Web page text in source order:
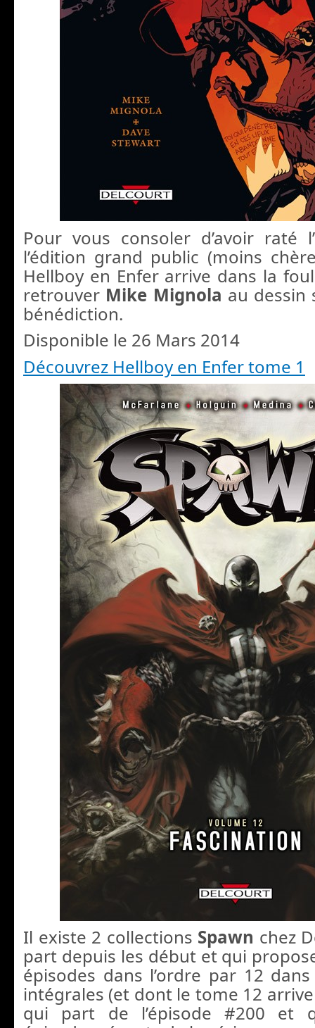
Pour vous consoler d’avoir raté
l’édition grand public (moins
Hellboy en Enfer arrive dans la
retrouver Mike Mignola au
bénédiction.
Disponible le 26 Mars 2014
Découvrez Hellboy en Enfer tome 1
Il existe 2 collections Spawn chez
part depuis les début et qui
épisodes dans l’ordre par 12
intégrales (et dont le tome 12 arrive
qui part de l’épisode #200 et